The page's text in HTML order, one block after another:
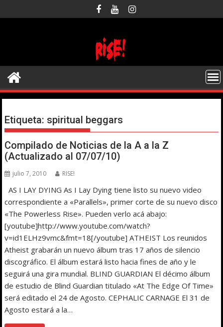
al
Etiqueta: spiritual beggars
Compilado de Noticias de la A a la Z
(Actualizado al 07/07/10)
julio 7, 2010 RISE!
AS I LAY DYING As I Lay Dying tiene listo su nuevo video
correspondiente a «Parallels», primer corte de su nuevo disco
«The Powerless Rise». Pueden verlo acá abajo:
[youtube]http://www.youtube.com/watch?
v=id1ELHz9vmc&fmt=18[/youtube] ATHEIST Los reunidos
Atheist grabarán un nuevo álbum tras 17 años de silencio
discográfico. El álbum estará listo hacia fines de año y le
seguirá una gira mundial. BLIND GUARDIAN El décimo álbum
de estudio de Blind Guardian titulado «At The Edge Of Time»
será editado el 24 de Agosto. CEPHALIC CARNAGE El 31 de
Agosto estará a la…